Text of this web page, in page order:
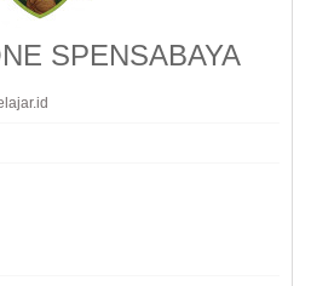
SPENSABAYA